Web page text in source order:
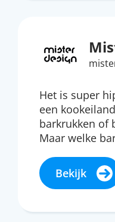
Het is super
een
barkrukken of
Maar welke
Bekijk